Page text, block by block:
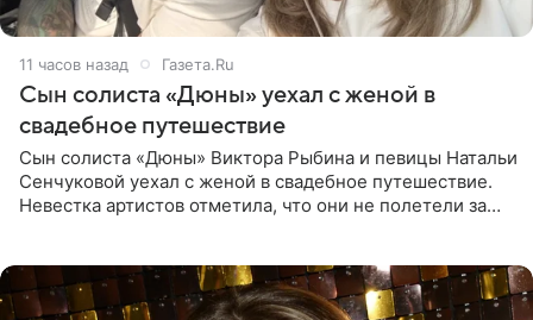
11 часов назад Газета.Ru
Сын солиста «Дюны» уехал с женой в
свадебное путешествие
Сын солиста «Дюны» Виктора Рыбина и певицы Натальи
Сенчуковой уехал с женой в свадебное путешествие.
Невестка артистов отметила, что они не полетели за